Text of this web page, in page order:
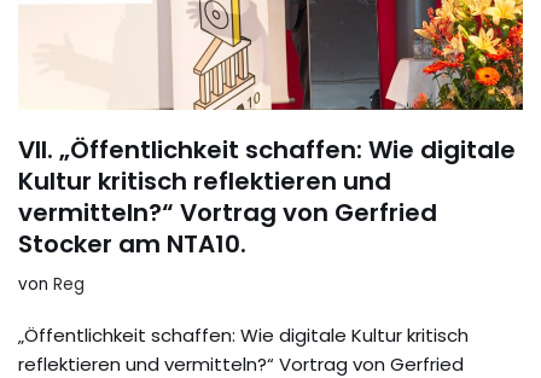
VII. „Öffentlichkeit schaffen: Wie digitale
Kultur kritisch reflektieren und
vermitteln?“ Vortrag von Gerfried
Stocker am NTA10.
von Reg
„Öffentlichkeit schaffen: Wie digitale Kultur kritisch
reflektieren und vermitteln?“ Vortrag von Gerfried